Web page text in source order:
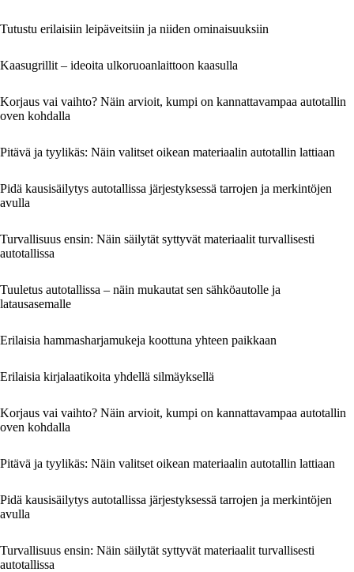
Tutustu erilaisiin leipäveitsiin ja niiden ominaisuuksiin
Kaasugrillit – ideoita ulkoruoanlaittoon kaasulla
Korjaus vai vaihto? Näin arvioit, kumpi on kannattavampaa autotallin
oven kohdalla
Pitävä ja tyylikäs: Näin valitset oikean materiaalin autotallin lattiaan
Pidä kausisäilytys autotallissa järjestyksessä tarrojen ja merkintöjen
avulla
Turvallisuus ensin: Näin säilytät syttyvät materiaalit turvallisesti
autotallissa
Tuuletus autotallissa – näin mukautat sen sähköautolle ja
latausasemalle
Erilaisia hammasharjamukeja koottuna yhteen paikkaan
Erilaisia kirjalaatikoita yhdellä silmäyksellä
Korjaus vai vaihto? Näin arvioit, kumpi on kannattavampaa autotallin
oven kohdalla
Pitävä ja tyylikäs: Näin valitset oikean materiaalin autotallin lattiaan
Pidä kausisäilytys autotallissa järjestyksessä tarrojen ja merkintöjen
avulla
Turvallisuus ensin: Näin säilytät syttyvät materiaalit turvallisesti
autotallissa